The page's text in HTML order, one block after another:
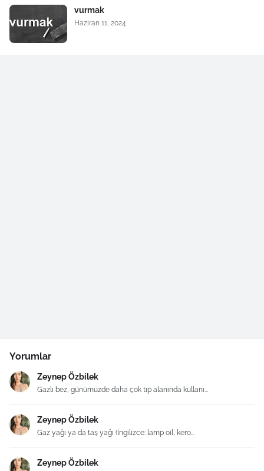
vurmak
Haziran 11, 2024
Yorumlar
Zeynep Özbilek
Gazlı bez, günümüzde daha çok tıp alanında kullanı...
Zeynep Özbilek
Gaz yağı ya da taş yağı (İngilizce: lamp oil, kero...
Zeynep Özbilek